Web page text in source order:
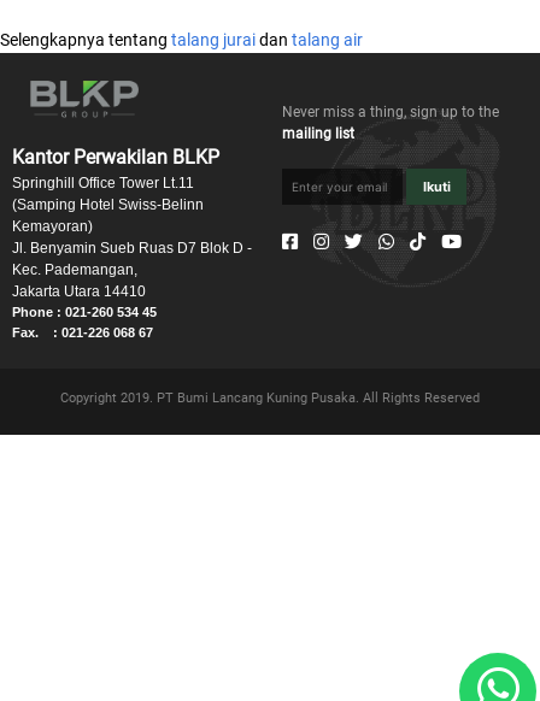
Selengkapnya tentang talang juraidan talang air
Kantor Perwakilan BLKP
Springhill Office Tower Lt.11
(Samping Hotel Swiss-Belinn
Kemayoran)
Jl. Benyamin Sueb Ruas D7 Blok D -
Kec. Pademangan,
Jakarta Utara 14410
Phone : 021-260 534 45
Fax. : 021-226 068 67
Never miss a thing, sign up to the
mailing list
Ikuti
Copyright 2019. PT Bumi Lancang Kuning Pusaka. All Rights Reserved